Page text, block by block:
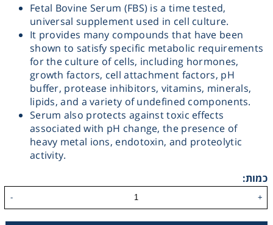
Fetal Bovine Serum (FBS) is a time tested,
universal supplement used in cell culture.
It provides many compounds that have been
shown to satisfy specific metabolic requirements
for the culture of cells, including hormones,
growth factors, cell attachment factors, pH
buffer, protease inhibitors, vitamins, minerals,
lipids, and a variety of undefined components.
Serum also protects against toxic effects
associated with pH change, the presence of
heavy metal ions, endotoxin, and proteolytic
activity.
כמות:
+
-
Shaking & Stirring
Storage
Thermometry
Washing
Chromatography
Lab Essentials
Filtration